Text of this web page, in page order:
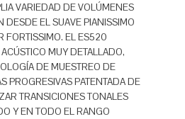
VARIEDAD DE VOLÚMENES
DESDE EL SUAVE PIANISSIMO
FORTISSIMO. EL ES520
MUY DETALLADO,
DE MUESTREO DE
PROGRESIVAS PATENTADA DE
TRANSICIONES TONALES
Y EN TODO EL RANGO